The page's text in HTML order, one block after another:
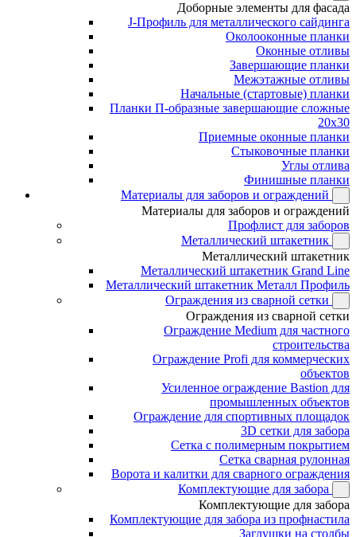
Доборные элементы для фасада
J-Профиль для металлического сайдинга
Околооконные планки
Оконные отливы
Завершающие планки
Межэтажные отливы
Начальные (стартовые) планки
Планки П-образные завершающие сложные
20x30
Приемные оконные планки
Стыковочные планки
Углы отлива
Финишные планки
Материалы для заборов и ограждений
Материалы для заборов и ограждений
Профлист для заборов
Металлический штакетник
Металлический штакетник
Металлический штакетник Grand Line
Металлический штакетник Металл Профиль
Ограждения из сварной сетки
Ограждения из сварной сетки
Ограждение Medium для частного
строительства
Ограждение Profi для коммерческих
объектов
Усиленное ограждение Bastion для
промышленных объектов
Ограждение для спортивных площадок
3D сетки для забора
Сетка с полимерным покрытием
Сетка сварная рулонная
Ворота и калитки для сварного ограждения
Комплектующие для забора
Комплектующие для забора
Комплектующие для забора из профнастила
Заглушки на столбы